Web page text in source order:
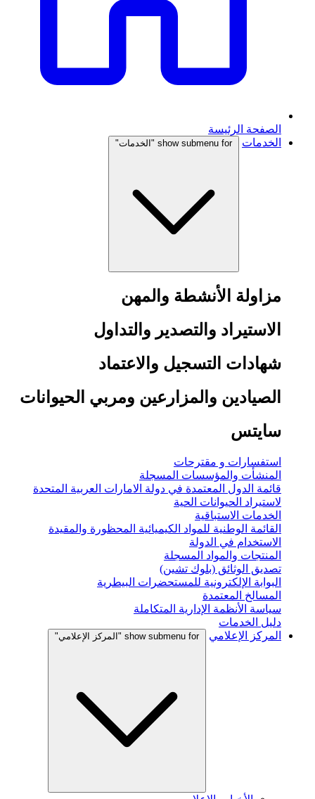
الصفحة الرئيسة
الخدمات
show submenu for "الخدمات"
مزاولة الأنشطة والمهن
الاستيراد والتصدير والتداول
شهادات التسجيل والاعتماد
الصيادين والمزارعين ومربي الحيوانات
سايتس
استفسارات و مقترحات
المنشأت والمؤسسات المسجلة
قائمة الدول المعتمدة في دولة الامارات العربية المتحدة
لاستيراد الحيوانات الحية
الخدمات الاستباقية
القائمة الوطنية للمواد الكيميائية المحظورة والمقيدة
الاستخدام في الدولة
المنتجات والمواد المسجلة
تصديق الوثائق (بلوك تشين)
البوابة الإلكترونية للمستحضرات البيطرية
المسالخ المعتمدة
سياسة الأنظمة الإدارية المتكاملة
دليل الخدمات
المركز الإعلامي
show submenu for "المركز الإعلامي"